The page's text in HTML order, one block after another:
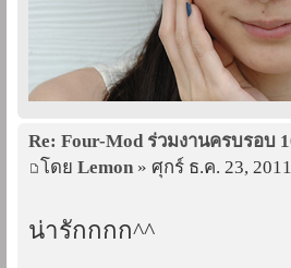
Re: Four-Mod ร่วมงานครบรอบ
โดย Lemon » ศุกร์ ธ.ค. 23,
น่ารักกกก^^